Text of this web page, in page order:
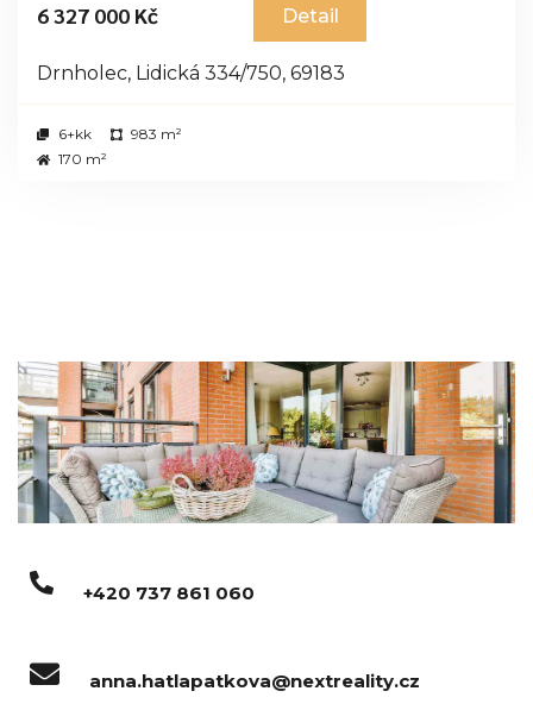
6 327 000 Kč Detail
Drnholec, Lidická 334/750, 69183
6+kk
983 m²
170 m²
+420 737 861 060
anna.hatlapatkova@nextreality.cz